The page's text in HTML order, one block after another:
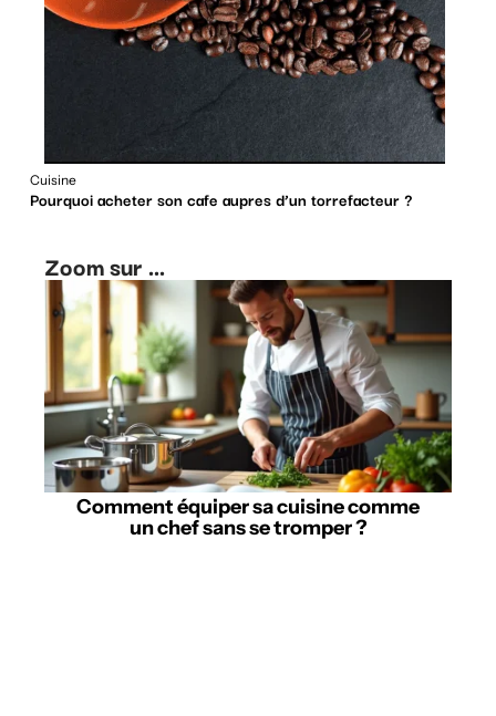
Cuisine
Pourquoi acheter son cafe aupres d’un torrefacteur ?
Zoom sur ...
Comment équiper sa cuisine comme
un chef sans se tromper ?